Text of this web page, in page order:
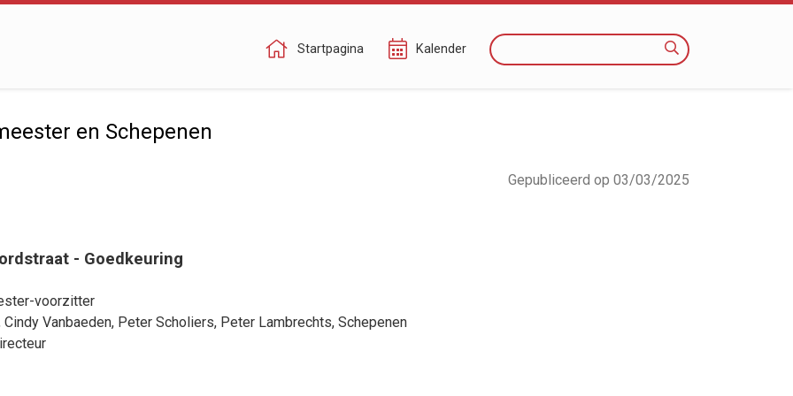
Startpagina Kalender Zoeken
en Schepenen
Gepubliceerd op 03/03/2025
- Goedkeuring
voorzitter
Cindy Vanbaeden, Peter Scholiers, Peter Lambrechts, Schepenen